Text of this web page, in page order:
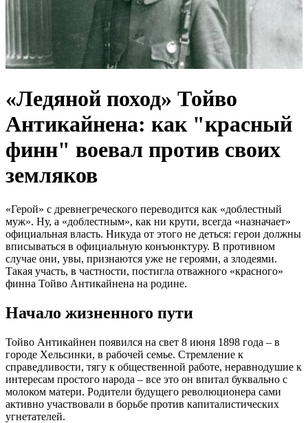
«Ледяной поход» Тойво
Антикайнена: как "красный
финн" воевал против своих
земляков
«Герой» с древнегреческого переводится как «доблестный
муж». Ну, а «доблестным», как ни крути, всегда «назначает»
официальная власть. Никуда от этого не деться: герои должны
вписываться в официальную конъюнктуру. В противном
случае они, увы, признаются уже не героями, а злодеями.
Такая участь, в частности, постигла отважного «красного»
финна Тойво Антикайнена на родине.
Начало жизненного пути
Тойво Антикайнен появился на свет 8 июня 1898 года – в
городе Хельсинки, в рабочей семье. Стремление к
справедливости, тягу к общественной работе, неравнодушие к
интересам простого народа – все это он впитал буквально с
молоком матери. Родители будущего революционера сами
активно участвовали в борьбе против капиталистических
угнетателей.